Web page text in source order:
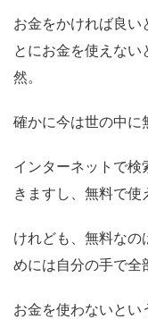
お金をかければ良い
とにお金を使えない
然。
確かに今は世の中に
インターネットで検
きますし、無料で使
けれども、無料なの
めには自分の手で全
お金を使わないとい